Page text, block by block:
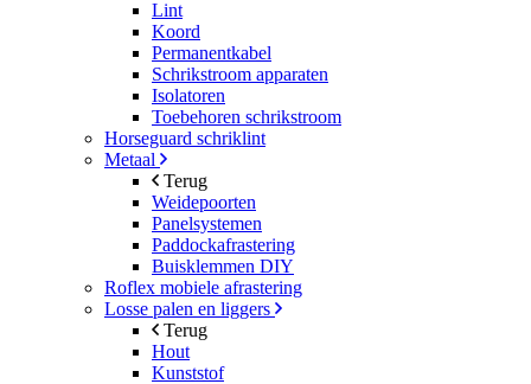
Lint
Koord
Permanentkabel
Schrikstroom apparaten
Isolatoren
Toebehoren schrikstroom
Horseguard schriklint
Metaal
Terug
Weidepoorten
Panelsystemen
Paddockafrastering
Buisklemmen DIY
Roflex mobiele afrastering
Losse palen en liggers
Terug
Hout
Kunststof